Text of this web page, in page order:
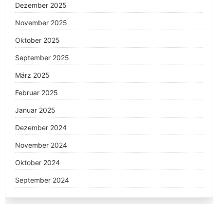
Dezember 2025
November 2025
Oktober 2025
September 2025
März 2025
Februar 2025
Januar 2025
Dezember 2024
November 2024
Oktober 2024
September 2024